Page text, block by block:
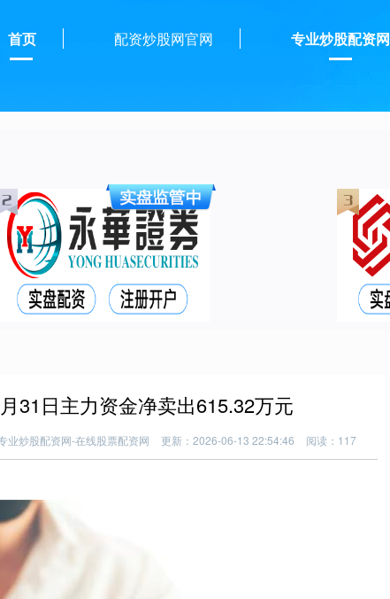
首页 配资炒股网官网 专业炒股配资网
31日主力资金净卖出615.32万元
业炒股配资网-在线股票配资网 更新：2026-06-13 22:54:46 阅读：117